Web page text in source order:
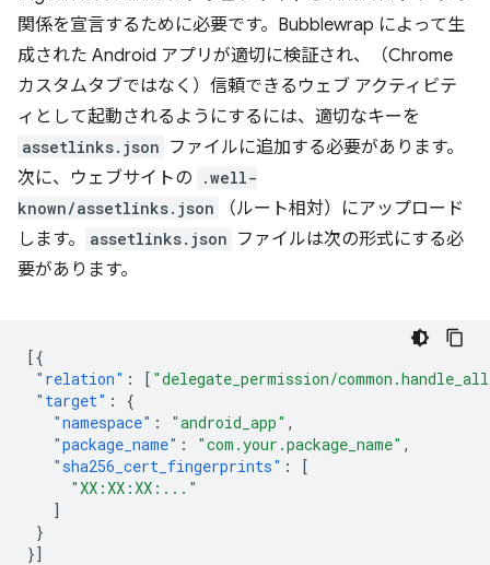
関係を宣言するために必要です。Bubblewrap によって生
成された Android アプリが適切に検証され、（Chrome
カスタムタブではなく）信頼できるウェブ アクティビテ
ィとして起動されるようにするには、適切なキーを
assetlinks.json ファイルに追加する必要があります。
次に、ウェブサイトの
.well-
known/assetlinks.json
（ルート相対）にアップロード
します。
assetlinks.json ファイルは次の形式にする必
要があります。
[{
"relation" : [ "delegate_permission/
"target" :
{
"namespace" : "android_app" ,
"package_name" : "com.your.package_name" ,
"sha256_cert_fingerprints" :
[
"XX:XX:XX:..."
]
}
}]